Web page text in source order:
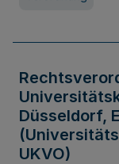
Düsseldorf,
UKVO)